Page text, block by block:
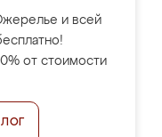
и всей
от стоимости